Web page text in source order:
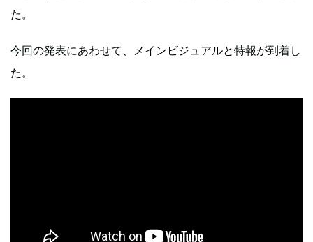
た。
今回の発表にあわせて、メインビジュアルと特報が到着し
た。